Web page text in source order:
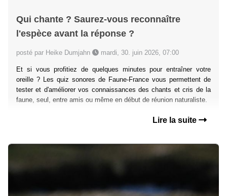
Qui chante ? Saurez-vous reconnaître
l'espèce avant la réponse ?
posté par Heike Dumjahn mardi, 30. juin 2026, 07:00
Et si vous profitiez de quelques minutes pour entraîner votre
oreille ? Les quiz sonores de Faune-France vous permettent de
tester et d'améliorer vos connaissances des chants et cris de la
faune, seul, entre amis ou même en début de réunion naturaliste.
Lire la suite